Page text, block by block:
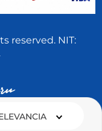
reserved. NIT: